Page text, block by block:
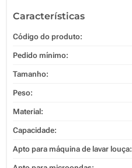
Características
Código do produto:
Pedido mínimo:
Tamanho:
Peso:
Material:
Capacidade:
Apto para máquina de lavar louça: